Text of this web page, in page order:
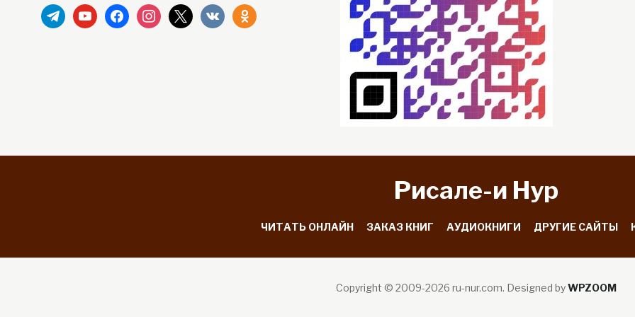
telegramyoutubefacebookinstagram
x vkontakteodnoklassniki
Рисале-и Hyp
ЧИТАТЬ ОНЛАЙН ЗАКАЗ КНИГ АУДИОКНИГИ ДРУГИЕ САЙТЫ
Copyright © 2009-2026 ru-nur.com. Designed byWPZOOM